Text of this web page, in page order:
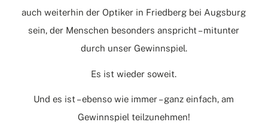
auch weiterhin der Optiker in Friedberg bei Augsburg
sein, der Menschen besonders anspricht – mitunter
durch unser Gewinnspiel.
Es ist wieder soweit.
Und es ist – ebenso wie immer – ganz einfach, am
Gewinnspiel teilzunehmen!